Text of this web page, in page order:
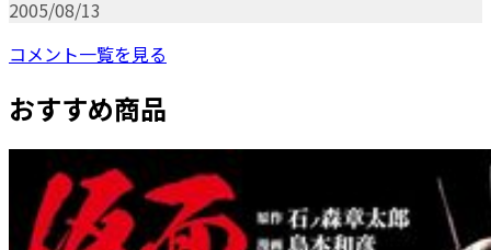
2005/08/13
コメント一覧を見る
おすすめ商品